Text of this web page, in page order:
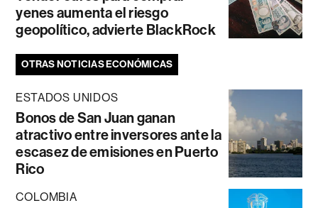
yenes aumenta el riesgo
geopolítico, advierte BlackRock
OTRAS NOTICIAS ECONÓMICAS
ESTADOS UNIDOS
Bonos de San Juan ganan
atractivo entre inversores ante la
escasez de emisiones en Puerto
Rico
COLOMBIA